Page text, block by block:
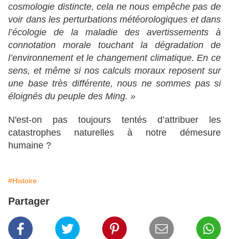
cosmologie distincte, cela ne nous empêche pas de
voir dans les perturbations météorologiques et dans
l’écologie de la maladie des avertissements à
connotation morale touchant la dégradation de
l’environnement et le changement climatique. En ce
sens, et même si nos calculs moraux reposent sur
une base très différente, nous ne sommes pas si
éloignés du peuple des Ming. »
N'est-on pas toujours tentés d’attribuer les
catastrophes naturelles à notre démesure
humaine ?
#Histoire
Partager